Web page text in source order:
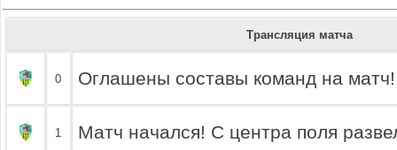
Трансляция матча
0 Оглашены составы команд на матч!
1 Матч начался! С центра поля